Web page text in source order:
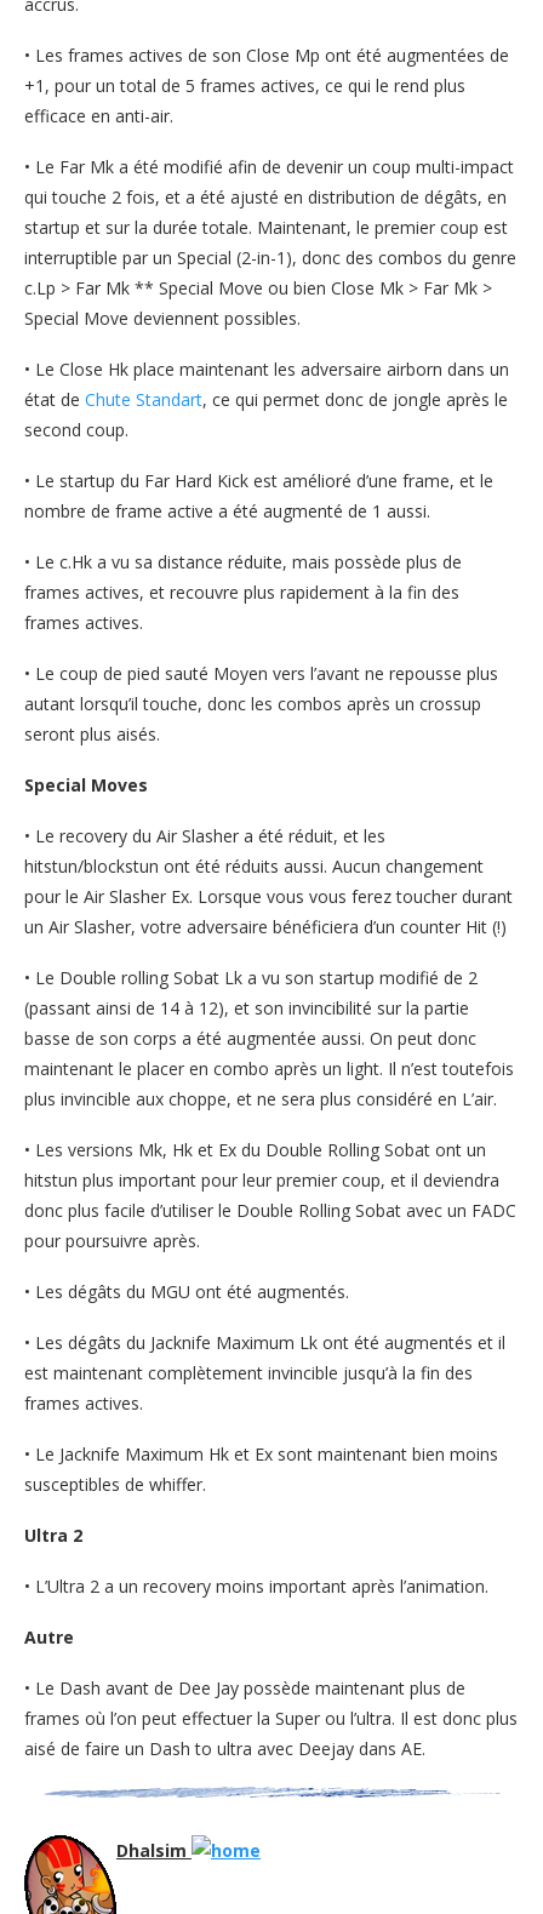
• Les frames actives de son Close Mp ont été augmentées de
+1, pour un total de 5 frames actives, ce qui le rend plus
efficace en anti-air.
• Le Far Mk a été modifié afin de devenir un coup multi-impact
qui touche 2 fois, et a été ajusté en distribution de dégâts, en
startup et sur la durée totale. Maintenant, le premier coup est
interruptible par un Special (2-in-1), donc des combos du genre
c.Lp > Far Mk ** Special Move ou bien Close Mk > Far Mk >
Special Move deviennent possibles.
• Le Close Hk place maintenant les adversaire airborn dans un
état de Chute Standart, ce qui permet donc de jongle après le
second coup.
• Le startup du Far Hard Kick est amélioré d’une frame, et le
nombre de frame active a été augmenté de 1 aussi.
• Le c.Hk a vu sa distance réduite, mais possède plus de
frames actives, et recouvre plus rapidement à la fin des
frames actives.
• Le coup de pied sauté Moyen vers l’avant ne repousse plus
autant lorsqu’il touche, donc les combos après un crossup
seront plus aisés.
Special Moves
• Le recovery du Air Slasher a été réduit, et les
hitstun/blockstun ont été réduits aussi. Aucun changement
pour le Air Slasher Ex. Lorsque vous vous ferez toucher durant
un Air Slasher, votre adversaire bénéficiera d’un counter Hit (!)
• Le Double rolling Sobat Lk a vu son startup modifié de 2
(passant ainsi de 14 à 12), et son invincibilité sur la partie
basse de son corps a été augmentée aussi. On peut donc
maintenant le placer en combo après un light. Il n’est toutefois
plus invincible aux choppe, et ne sera plus considéré en L’air.
• Les versions Mk, Hk et Ex du Double Rolling Sobat ont un
hitstun plus important pour leur premier coup, et il deviendra
donc plus facile d’utiliser le Double Rolling Sobat avec un FADC
pour poursuivre après.
• Les dégâts du MGU ont été augmentés.
• Les dégâts du Jacknife Maximum Lk ont été augmentés et il
est maintenant complètement invincible jusqu’à la fin des
frames actives.
• Le Jacknife Maximum Hk et Ex sont maintenant bien moins
susceptibles de whiffer.
Ultra 2
• L’Ultra 2 a un recovery moins important après l’animation.
Autre
• Le Dash avant de Dee Jay possède maintenant plus de
frames où l’on peut effectuer la Super ou l’ultra. Il est donc plus
aisé de faire un Dash to ultra avec Deejay dans AE.
Dhalsim